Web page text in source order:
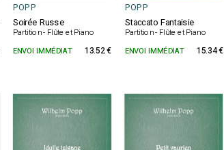
POPP POPP
Soirée Russe
Partition - Flûte et Piano
Staccato Fantaisie
Partition - Flûte et Piano
ENVOI IMMÉDIAT 13.52 € ENVOI IMMÉDIAT 15.34 €